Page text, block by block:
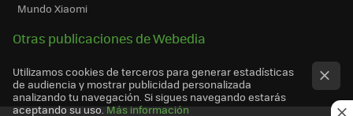
Mundo Xiaomi
Otras publicaciones de Webedia
Utilizamos cookies de terceros para generar estadísticas
de audiencia y mostrar publicidad personalizada
analizando tu navegación. Si sigues navegando estarás
aceptando su uso. Más información